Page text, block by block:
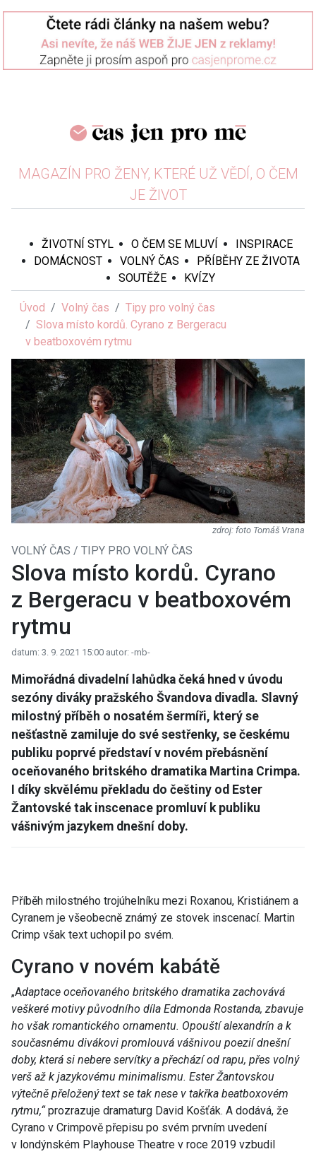
MAGAZÍN PRO ŽENY, KTERÉ UŽ VĚDÍ, O ČEM
JE ŽIVOT
ŽIVOTNÍ STYL O ČEM SE MLUVÍ
INSPIRACE
DOMÁCNOST
VOLNÝ ČAS
PŘÍBĚHY ZE ŽIVOTA
SOUTĚŽE
KVÍZY
Úvod Volný čas
Tipy pro volný čas
Slova místo kordů. Cyrano z Bergeracu
v beatboxovém rytmu
foto Tomáš Vrana
VOLNÝ ČAS / TIPY PRO VOLNÝ ČAS
Slova místo kordů. Cyrano
z Bergeracu v beatboxovém
rytmu
datum: 3. 9. 2021 15:00 autor: -mb-
Mimořádná divadelní lahůdka čeká hned v úvodu
sezóny diváky pražského Švandova divadla. Slavný
milostný příběh o nosatém šermíři, který se
nešťastně zamiluje do své sestřenky, se českému
publiku poprvé představí v novém přebásnění
oceňovaného britského dramatika Martina Crimpa.
I díky skvělému překladu do češtiny od Ester
Žantovské tak inscenace promluví k publiku
vášnivým jazykem dnešní doby.
Příběh milostného trojúhelníku mezi Roxanou, Kristiánem a
Cyranem je všeobecně známý ze stovek inscenací. Martin
Crimp však text uchopil po svém.
Cyrano v novém kabátě
„Adaptace oceňovaného britského dramatika zachovává
veškeré motivy původního díla Edmonda Rostanda, zbavuje
ho však romantického ornamentu. Opouští alexandrín a k
současnému divákovi promlouvá vášnivou poezií dnešní
doby, která si nebere servítky a přechází od rapu, přes volný
verš až k jazykovému minimalismu. Ester Žantovskou
výtečně přeložený text se tak nese v takřka beatboxovém
rytmu,“ prozrazuje dramaturg David Košťák. A dodává, že
Cyrano v Crimpově přepisu po svém prvním uvedení
v londýnském Playhouse Theatre v roce 2019 vzbudil